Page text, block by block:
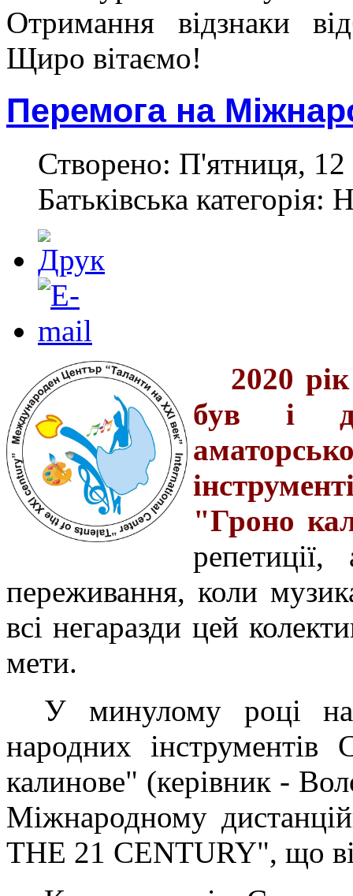
Отримання відзнаки
Щиро вітаємо!
Перемога на
Створено: П'ятниця, 12
Батьківська категорія:
2020
був і
"Гроно
переживання, коли
всі негаразди цей
мети.
У минулому році
народних
калинове" (керівник -
Міжнародному
THE 21 CENTURY", що